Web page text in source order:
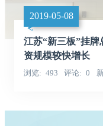
2019-05-08
江苏“新三板”挂
资规模较快增长
浏览 493 评论 0